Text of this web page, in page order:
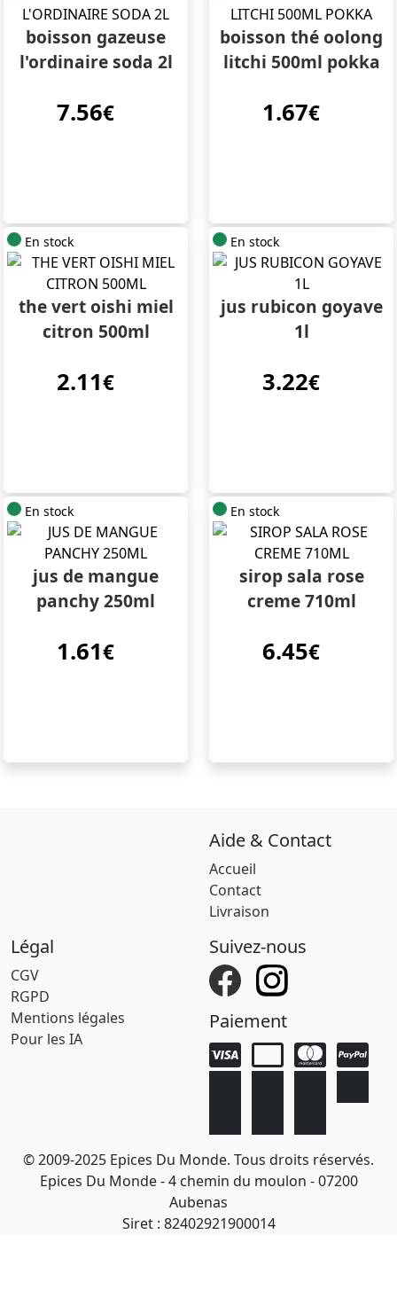
boisson gazeuse
l'ordinaire soda 2l
7.56€
boisson thé oolong
litchi 500ml pokka
1.67€
En stock
the vert oishi miel
citron 500ml
2.11€
En stock
jus rubicon goyave
1l
3.22€
En stock
jus de mangue
panchy 250ml
1.61€
En stock
sirop sala rose
creme 710ml
6.45€
Aide & Contact
Accueil
Contact
Livraison
Légal
CGV
RGPD
Mentions légales
Pour les IA
Suivez-nous
Paiement
© 2009-2025 Epices Du Monde. Tous droits réservés.
Epices Du Monde - 4 chemin du moulon - 07200
Aubenas
Siret : 82402921900014